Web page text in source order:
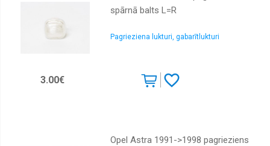
spārnā balts L=R
Pagrieziena lukturi, gabarītlukturi
3.00€
Opel Astra 1991->1998 pagrieziens